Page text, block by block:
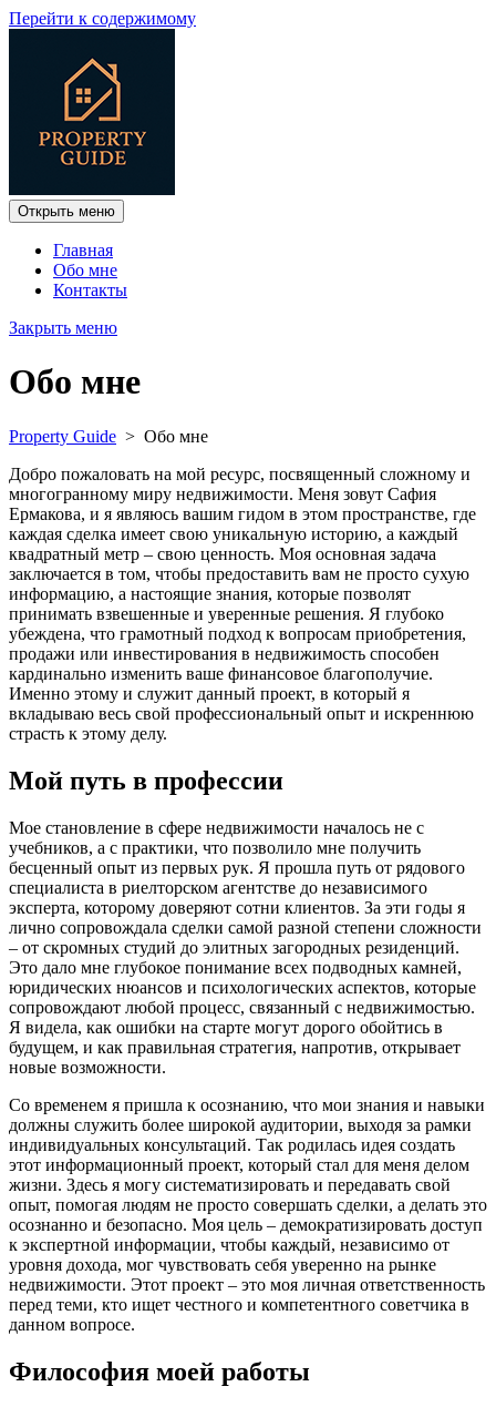
Перейти к содержимому
Открыть меню
Главная
Обо мне
Контакты
Закрыть меню
Обо мне
Property Guide > Обо мне
Добро пожаловать на мой ресурс, посвященный сложному и
многогранному миру недвижимости. Меня зовут Сафия
Ермакова, и я являюсь вашим гидом в этом пространстве, где
каждая сделка имеет свою уникальную историю, а каждый
квадратный метр – свою ценность. Моя основная задача
заключается в том, чтобы предоставить вам не просто сухую
информацию, а настоящие знания, которые позволят
принимать взвешенные и уверенные решения. Я глубоко
убеждена, что грамотный подход к вопросам приобретения,
продажи или инвестирования в недвижимость способен
кардинально изменить ваше финансовое благополучие.
Именно этому и служит данный проект, в который я
вкладываю весь свой профессиональный опыт и искреннюю
страсть к этому делу.
Мой путь в профессии
Мое становление в сфере недвижимости началось не с
учебников, а с практики, что позволило мне получить
бесценный опыт из первых рук. Я прошла путь от рядового
специалиста в риелторском агентстве до независимого
эксперта, которому доверяют сотни клиентов. За эти годы я
лично сопровождала сделки самой разной степени сложности
– от скромных студий до элитных загородных резиденций.
Это дало мне глубокое понимание всех подводных камней,
юридических нюансов и психологических аспектов, которые
сопровождают любой процесс, связанный с недвижимостью.
Я видела, как ошибки на старте могут дорого обойтись в
будущем, и как правильная стратегия, напротив, открывает
новые возможности.
Со временем я пришла к осознанию, что мои знания и навыки
должны служить более широкой аудитории, выходя за рамки
индивидуальных консультаций. Так родилась идея создать
этот информационный проект, который стал для меня делом
жизни. Здесь я могу систематизировать и передавать свой
опыт, помогая людям не просто совершать сделки, а делать это
осознанно и безопасно. Моя цель – демократизировать доступ
к экспертной информации, чтобы каждый, независимо от
уровня дохода, мог чувствовать себя уверенно на рынке
недвижимости. Этот проект – это моя личная ответственность
перед теми, кто ищет честного и компетентного советчика в
данном вопросе.
Философия моей работы